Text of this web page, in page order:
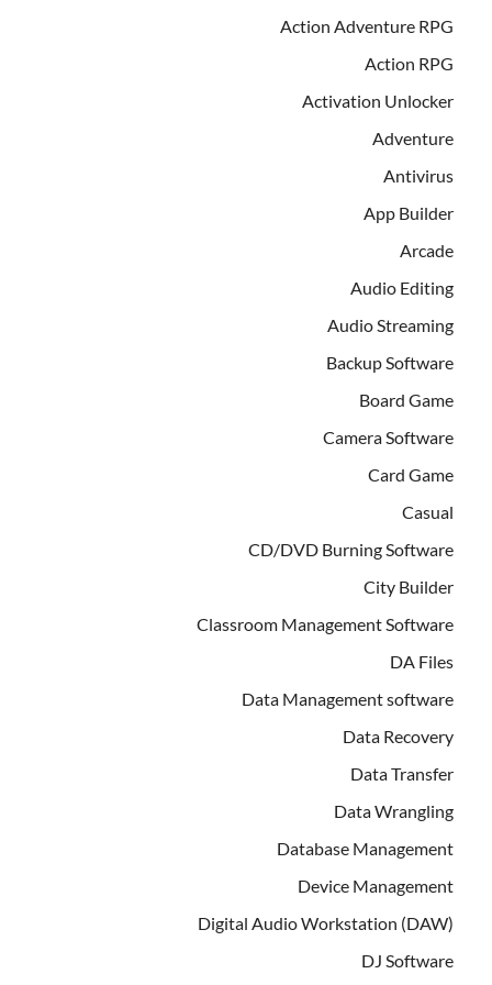
Action Adventure RPG
Action RPG
Activation Unlocker
Adventure
Antivirus
App Builder
Arcade
Audio Editing
Audio Streaming
Backup Software
Board Game
Camera Software
Card Game
Casual
CD/DVD Burning Software
City Builder
Classroom Management Software
DA Files
Data Management software
Data Recovery
Data Transfer
Data Wrangling
Database Management
Device Management
Digital Audio Workstation (DAW)
DJ Software